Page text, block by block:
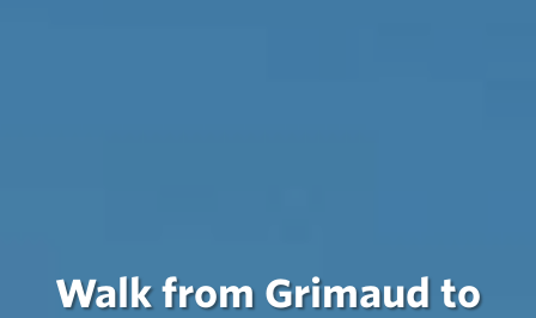
Walk from Grimaud to